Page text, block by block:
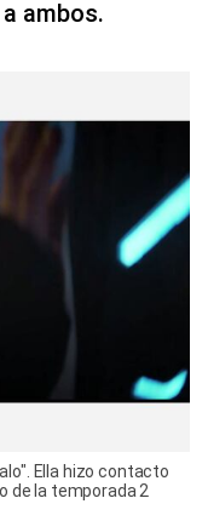
ambos.
Ella hizo contacto
de la temporada 2